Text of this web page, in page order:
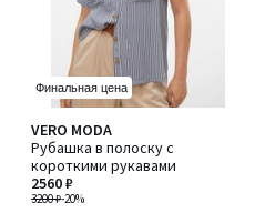
Финальная цена
VERO MODA
Рубашка в полоску с
короткими рукавами
3200 ₽-20%
2560 ₽
5
/
5
Количество
цветов:
2